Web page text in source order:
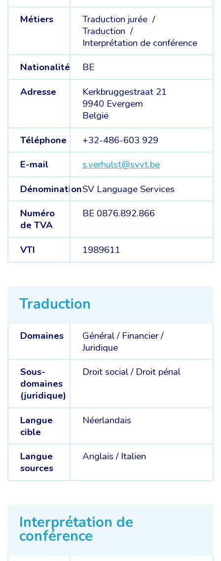
Métiers
Traduction jurée /
Traduction /
Interprétation de conférence
Nationalité
BE
Adresse
Kerkbruggestraat 21
9940 Evergem
België
Téléphone
+32-486-603 929
E-mail
s.verhulst@svvt.be
DénominationSV Language Services
Numéro
de TVA
BE 0876.892.866
VTI 1989611
Traduction
Domaines Général / Financier /
Juridique
Sous-
domaines
(juridique)
Droit social / Droit pénal
Langue
cible
Néerlandais
Langue
sources
Anglais / Italien
Interprétation de
conférence